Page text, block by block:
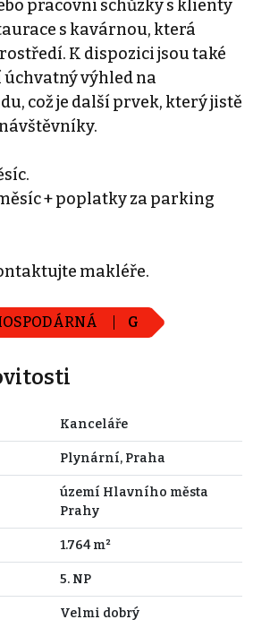
pracovní schůzky s klienty
s kavárnou, která
K dispozici jsou také
výhled na
což je další prvek, který jistě
+ poplatky za parking
makléře.
G
Kanceláře
Plynární, Praha
území Hlavního města
Prahy
1.764 m²
5. NP
Velmi dobrý